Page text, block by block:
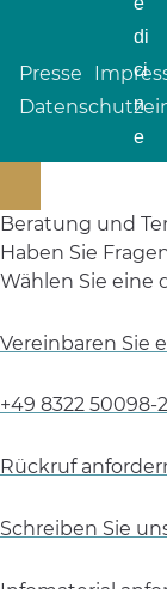
Presse
Beratung und
Haben Sie
Wählen Sie eine
Vereinbaren Sie
+49 8322 50098-
Rückruf
Schreiben Sie